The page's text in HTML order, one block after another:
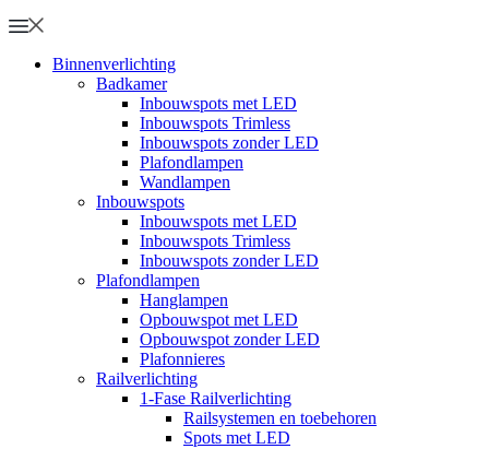
Binnenverlichting
Badkamer
Inbouwspots met LED
Inbouwspots Trimless
Inbouwspots zonder LED
Plafondlampen
Wandlampen
Inbouwspots
Inbouwspots met LED
Inbouwspots Trimless
Inbouwspots zonder LED
Plafondlampen
Hanglampen
Opbouwspot met LED
Opbouwspot zonder LED
Plafonnieres
Railverlichting
1-Fase Railverlichting
Railsystemen en toebehoren
Spots met LED